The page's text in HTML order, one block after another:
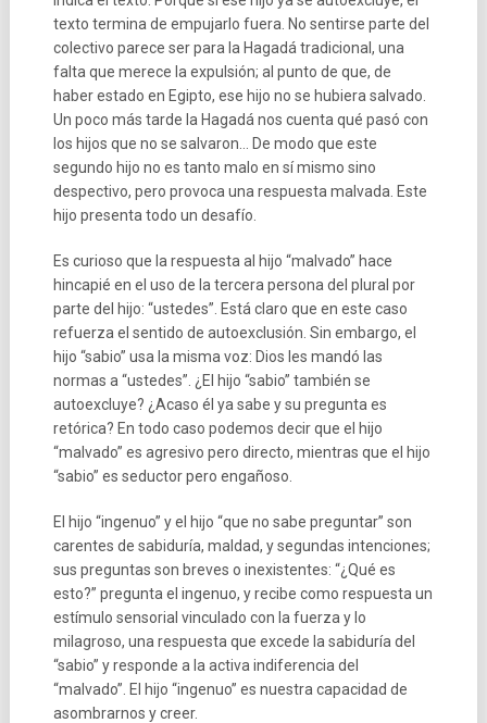
texto termina de empujarlo fuera. No sentirse parte del
colectivo parece ser para la Hagadá tradicional, una
falta que merece la expulsión; al punto de que, de
haber estado en Egipto, ese hijo no se hubiera salvado.
Un poco más tarde la Hagadá nos cuenta qué pasó con
los hijos que no se salvaron… De modo que este
segundo hijo no es tanto malo en sí mismo sino
despectivo, pero provoca una respuesta malvada. Este
hijo presenta todo un desafío.
Es curioso que la respuesta al hijo “malvado” hace
hincapié en el uso de la tercera persona del plural por
parte del hijo: “ustedes”. Está claro que en este caso
refuerza el sentido de autoexclusión. Sin embargo, el
hijo “sabio” usa la misma voz: Dios les mandó las
normas a “ustedes”. ¿El hijo “sabio” también se
autoexcluye? ¿Acaso él ya sabe y su pregunta es
retórica? En todo caso podemos decir que el hijo
“malvado” es agresivo pero directo, mientras que el hijo
“sabio” es seductor pero engañoso.
El hijo “ingenuo” y el hijo “que no sabe preguntar” son
carentes de sabiduría, maldad, y segundas intenciones;
sus preguntas son breves o inexistentes: “¿Qué es
esto?” pregunta el ingenuo, y recibe como respuesta un
estímulo sensorial vinculado con la fuerza y lo
milagroso, una respuesta que excede la sabiduría del
“sabio” y responde a la activa indiferencia del
“malvado”. El hijo “ingenuo” es nuestra capacidad de
asombrarnos y creer.